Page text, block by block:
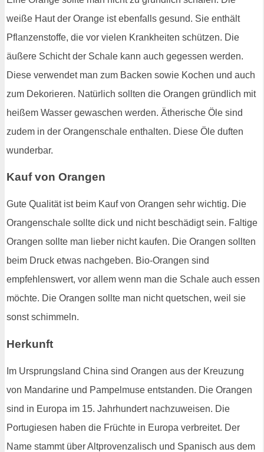
weiße Haut der Orange ist ebenfalls gesund. Sie enthält
Pflanzenstoffe, die vor vielen Krankheiten schützen. Die
äußere Schicht der Schale kann auch gegessen werden.
Diese verwendet man zum Backen sowie Kochen und auch
zum Dekorieren. Natürlich sollten die Orangen gründlich mit
heißem Wasser gewaschen werden. Ätherische Öle sind
zudem in der Orangenschale enthalten. Diese Öle duften
wunderbar.
Kauf von Orangen
Gute Qualität ist beim Kauf von Orangen sehr wichtig. Die
Orangenschale sollte dick und nicht beschädigt sein. Faltige
Orangen sollte man lieber nicht kaufen. Die Orangen sollten
beim Druck etwas nachgeben. Bio-Orangen sind
empfehlenswert, vor allem wenn man die Schale auch essen
möchte. Die Orangen sollte man nicht quetschen, weil sie
sonst schimmeln.
Herkunft
Im Ursprungsland China sind Orangen aus der Kreuzung
von Mandarine und Pampelmuse entstanden. Die Orangen
sind in Europa im 15. Jahrhundert nachzuweisen. Die
Portugiesen haben die Früchte in Europa verbreitet. Der
Name stammt über Altprovenzalisch und Spanisch aus dem